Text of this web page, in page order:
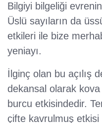
Bilgiyi bilgeliği evrenin
Üslü sayıların da
etkileri ile bize
yeniayı.
İlginç olan bu açılış
dekansal olarak
burcu etkisindedir.
çifte kavrulmuş etkisi